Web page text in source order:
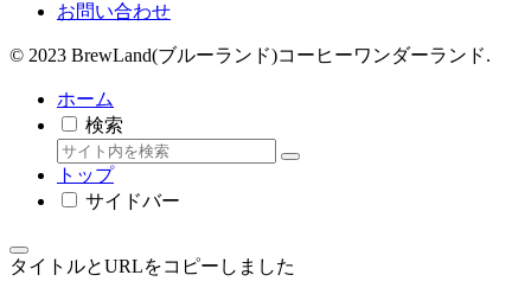
お問い合わせ
© 2023 BrewLand(ブルーランド)コーヒーワンダーランド.
ホーム
検索
トップ
サイドバー
タイトルとURLをコピーしました